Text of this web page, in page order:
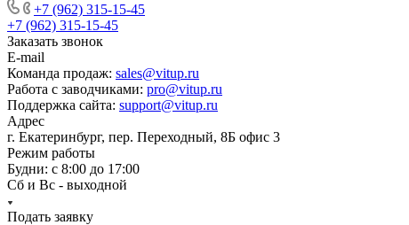
+7 (962) 315-15-45
+7 (962) 315-15-45
Заказать звонок
E-mail
Команда продаж: sales@vitup.ru
Работа с заводчиками: pro@vitup.ru
Поддержка сайта: support@vitup.ru
Адрес
г. Екатеринбург, пер. Переходный, 8Б офис 3
Режим работы
Будни: с 8:00 до 17:00
Сб и Вс - выходной
Подать заявку